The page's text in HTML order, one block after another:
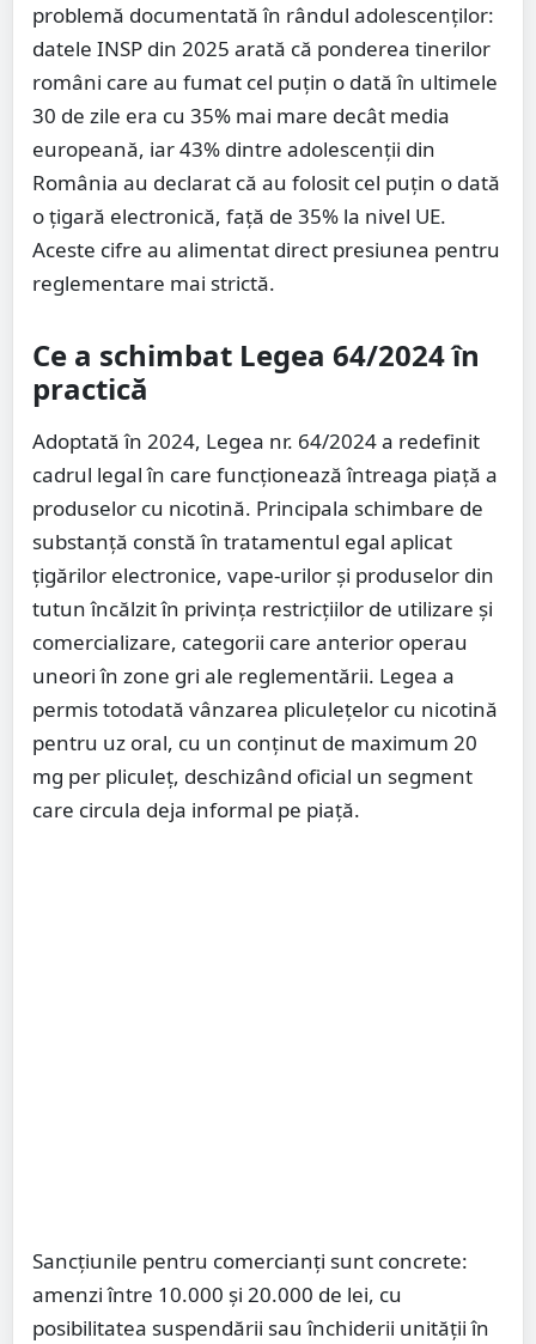
problemă documentată în rândul adolescenților:
datele INSP din 2025 arată că ponderea tinerilor
români care au fumat cel puțin o dată în ultimele
30 de zile era cu 35% mai mare decât media
europeană, iar 43% dintre adolescenții din
România au declarat că au folosit cel puțin o dată
o țigară electronică, față de 35% la nivel UE.
Aceste cifre au alimentat direct presiunea pentru
reglementare mai strictă.
Ce a schimbat Legea 64/2024 în
practică
Adoptată în 2024, Legea nr. 64/2024 a redefinit
cadrul legal în care funcționează întreaga piață a
produselor cu nicotină. Principala schimbare de
substanță constă în tratamentul egal aplicat
țigărilor electronice, vape-urilor și produselor din
tutun încălzit în privința restricțiilor de utilizare și
comercializare, categorii care anterior operau
uneori în zone gri ale reglementării. Legea a
permis totodată vânzarea pliculețelor cu nicotină
pentru uz oral, cu un conținut de maximum 20
mg per pliculeț, deschizând oficial un segment
care circula deja informal pe piață.
Sancțiunile pentru comercianți sunt concrete:
amenzi între 10.000 și 20.000 de lei, cu
posibilitatea suspendării sau închiderii unității în